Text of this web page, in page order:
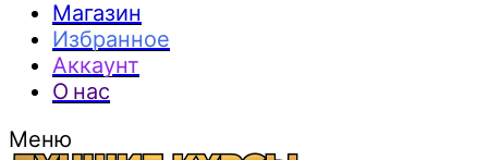
Магазин
Избранное
Аккаунт
О нас
Меню